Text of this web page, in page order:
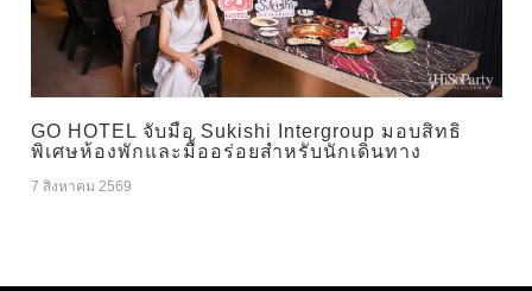
GO HOTEL จับมือ Sukishi Intergroup มอบสิทธิ
พิเศษห้องพักและมื้ออร่อยสำหรับนักเดินทาง
7 สิงหาคม 2569